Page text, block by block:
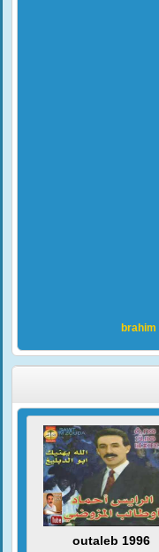
brahim
outaleb 1996